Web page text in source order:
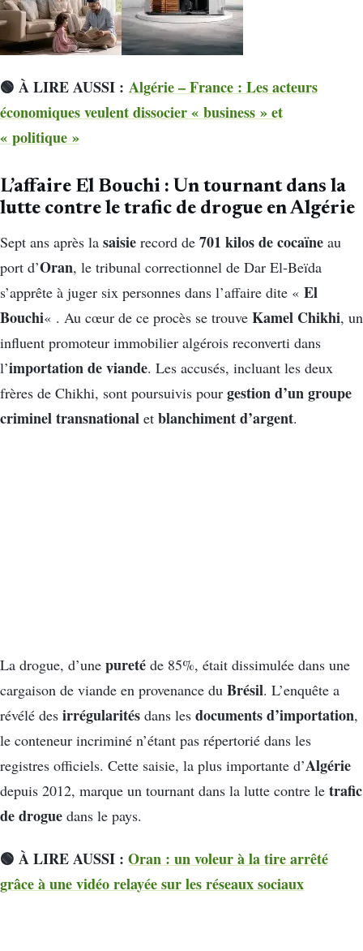
🟢 À LIRE AUSSI : Algérie – France : Les acteurs
économiques veulent dissocier « business » et
« politique »
L’affaire El Bouchi : Un tournant dans la
lutte contre le trafic de drogue en Algérie
Sept ans après la saisie record de 701 kilos de cocaïne au
port d’Oran, le tribunal correctionnel de Dar El-Beïda
s’apprête à juger six personnes dans l’affaire dite « El
Bouchi« . Au cœur de ce procès se trouve Kamel Chikhi, un
influent promoteur immobilier algérois reconverti dans
l’importation de viande. Les accusés, incluant les deux
frères de Chikhi, sont poursuivis pour gestion d’un groupe
criminel transnational et blanchiment d’argent.
La drogue, d’une pureté de 85%, était dissimulée dans une
cargaison de viande en provenance du Brésil. L’enquête a
révélé des irrégularités dans les documents d’importation,
le conteneur incriminé n’étant pas répertorié dans les
registres officiels. Cette saisie, la plus importante d’Algérie
depuis 2012, marque un tournant dans la lutte contre le trafic
de drogue dans le pays.
🟢 À LIRE AUSSI : Oran : un voleur à la tire arrêté
grâce à une vidéo relayée sur les réseaux sociaux